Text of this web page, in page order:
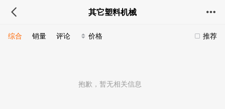
其它塑料机械
推荐
综合 销量 评论 价格
抱歉，暂无相关信息